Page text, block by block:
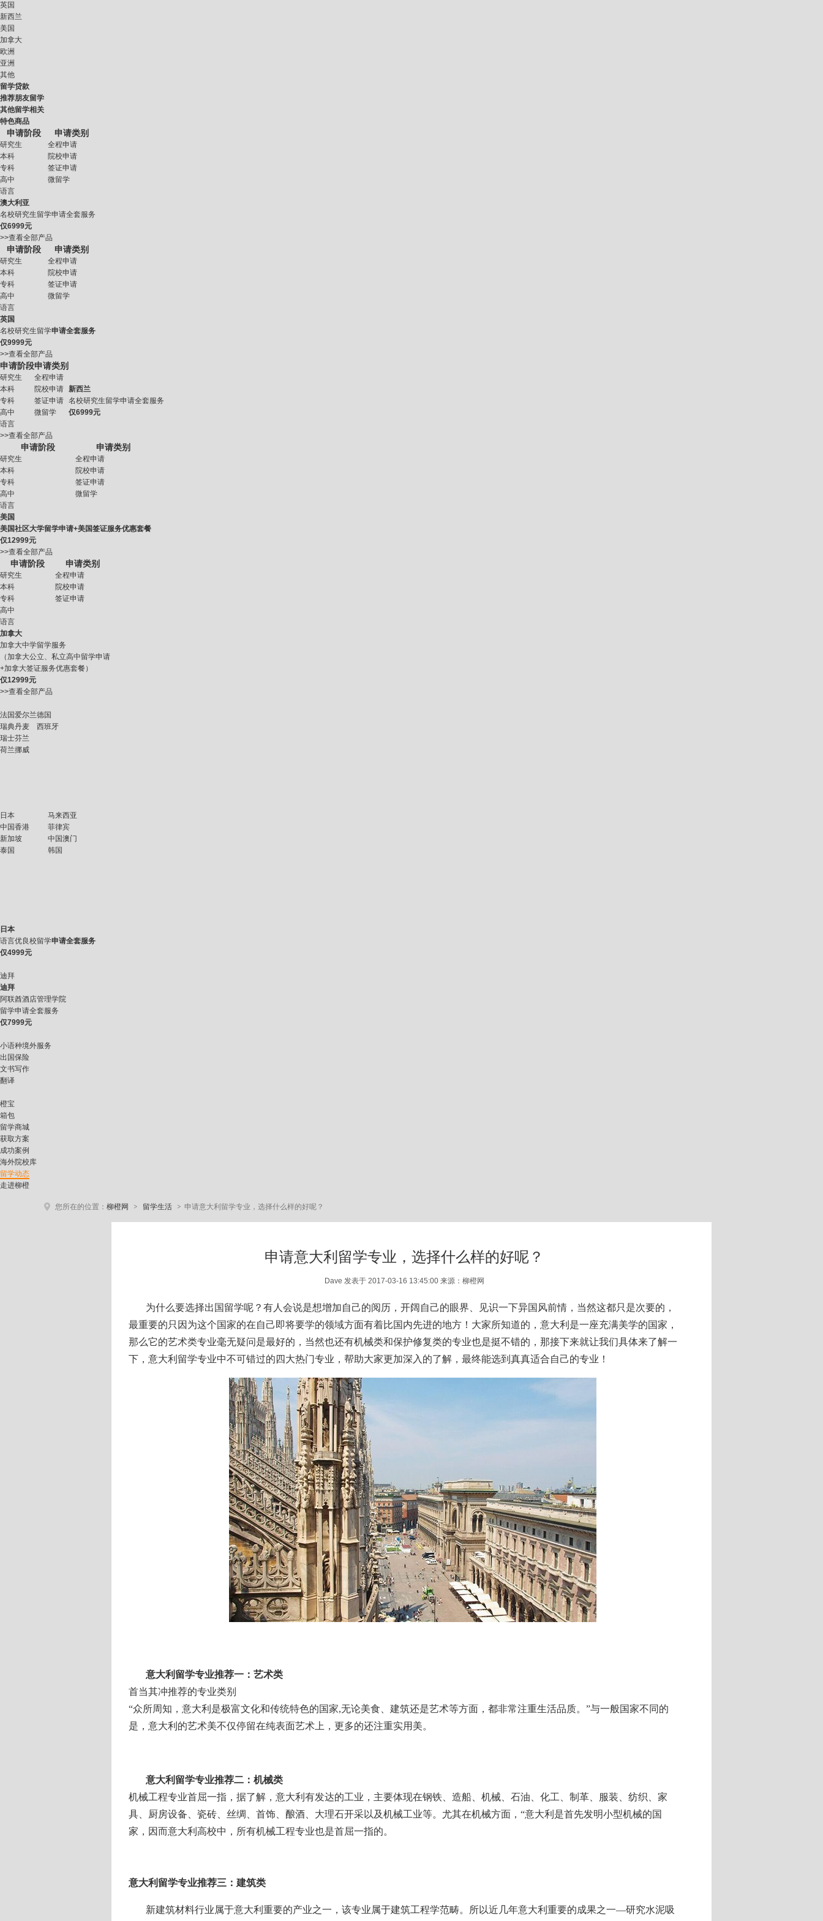
英国
新西兰
美国
加拿大
欧洲
亚洲
其他
留学贷款
推荐朋友留学
其他留学相关
特色商品
申请阶段 申请类别
研究生
全程申请
本科
院校申请
专科
签证申请
高中
微留学
语言
澳大利亚
名校研究生留学申请全套服务
仅6999元
>>查看全部产品
申请阶段 申请类别
研究生
全程申请
本科
院校申请
专科
签证申请
高中
微留学
语言
英国
名校研究生留学申请全套服务
仅9999元
>>查看全部产品
申请阶段申请类别
研究生
全程申请
新西兰
名校研究生留学申请全套服务
仅6999元
本科
院校申请
专科
签证申请
高中
微留学
语言
>>查看全部产品
申请阶段 申请类别
研究生
全程申请
本科
院校申请
专科
签证申请
高中
微留学
语言
美国
美国社区大学留学申请+美国签证服务优惠套餐
仅12999元
>>查看全部产品
申请阶段 申请类别
研究生
全程申请
本科
院校申请
专科
签证申请
高中
语言
加拿大
加拿大中学留学服务
（加拿大公立、私立高中留学申请
+加拿大签证服务优惠套餐）
仅12999元
>>查看全部产品
法国爱尔兰德国
瑞典丹麦
西班牙
瑞士芬兰
荷兰挪威
日本
马来西亚
中国香港
菲律宾
新加坡
中国澳门
泰国
韩国
日本
语言优良校留学申请全套服务
仅4999元
迪拜
迪拜
阿联酋酒店管理学院
留学申请全套服务
仅7999元
小语种境外服务
出国保险
文书写作
翻译
橙宝
箱包
留学商城
获取方案
成功案例
海外院校库
留学动态
走进柳橙
您所在的位置： 柳橙网 > 留学生活 > 申请意大利留学专业，选择什么样的好呢？
申请意大利留学专业，选择什么样的好呢？
Dave 发表于 2017-03-16 13:45:00 来源：柳橙网
为什么要选择出国留学呢？有人会说是想增加自己的阅历，开阔自己的眼界、见识一下异国风前情，当然这都只是次要的，
最重要的只因为这个国家的在自己即将要学的领域方面有着比国内先进的地方！大家所知道的，意大利是一座充满美学的国家，
那么它的艺术类专业毫无疑问是最好的，当然也还有机械类和保护修复类的专业也是挺不错的，那接下来就让我们具体来了解一
下，意大利留学专业中不可错过的四大热门专业，帮助大家更加深入的了解，最终能选到真真适合自己的专业！
意大利留学专业推荐一：艺术类
首当其冲推荐的专业类别
“众所周知，意大利是极富文化和传统特色的国家,无论美食、建筑还是艺术等方面，都非常注重生活品质。”与一般国家不同的
是，意大利的艺术美不仅停留在纯表面艺术上，更多的还注重实用美。
意大利留学专业推荐二：机械类
机械工程专业首屈一指，据了解，意大利有发达的工业，主要体现在钢铁、造船、机械、石油、化工、制革、服装、纺织、家
具、厨房设备、瓷砖、丝绸、首饰、酿酒、大理石开采以及机械工业等。尤其在机械方面，“意大利是首先发明小型机械的国
家，因而意大利高校中，所有机械工程专业也是首屈一指的。
意大利留学专业推荐三：建筑类
新建筑材料行业属于意大利重要的产业之一，该专业属于建筑工程学范畴。所以近几年意大利重要的成果之一―研究水泥吸